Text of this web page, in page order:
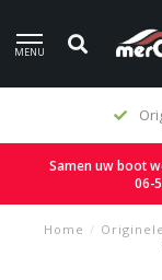
MENU
Samen uw boot
06-
Home /